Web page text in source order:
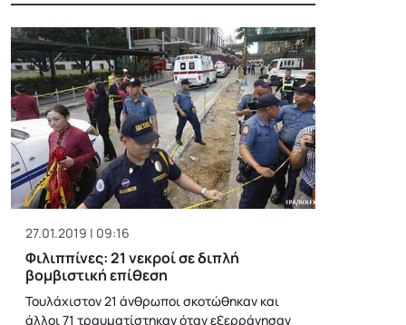
27.01.2019 | 09:16
Φιλιππίνες: 21 νεκροί σε διπλή
βομβιστική επίθεση
Τουλάχιστον 21 άνθρωποι σκοτώθηκαν και
άλλοι 71 τραυματίστηκαν όταν εξερράγησαν